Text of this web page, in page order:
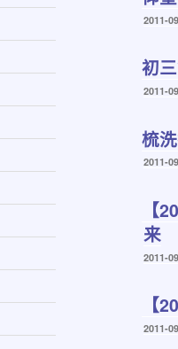
发
2011-
初
发
2011-
梳
发
2011-
【
来
发
2011-
【
发
2011-